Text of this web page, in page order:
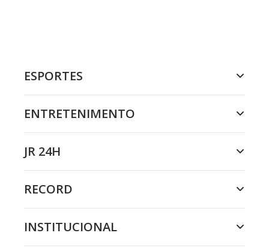
ESPORTES
ENTRETENIMENTO
JR 24H
RECORD
INSTITUCIONAL